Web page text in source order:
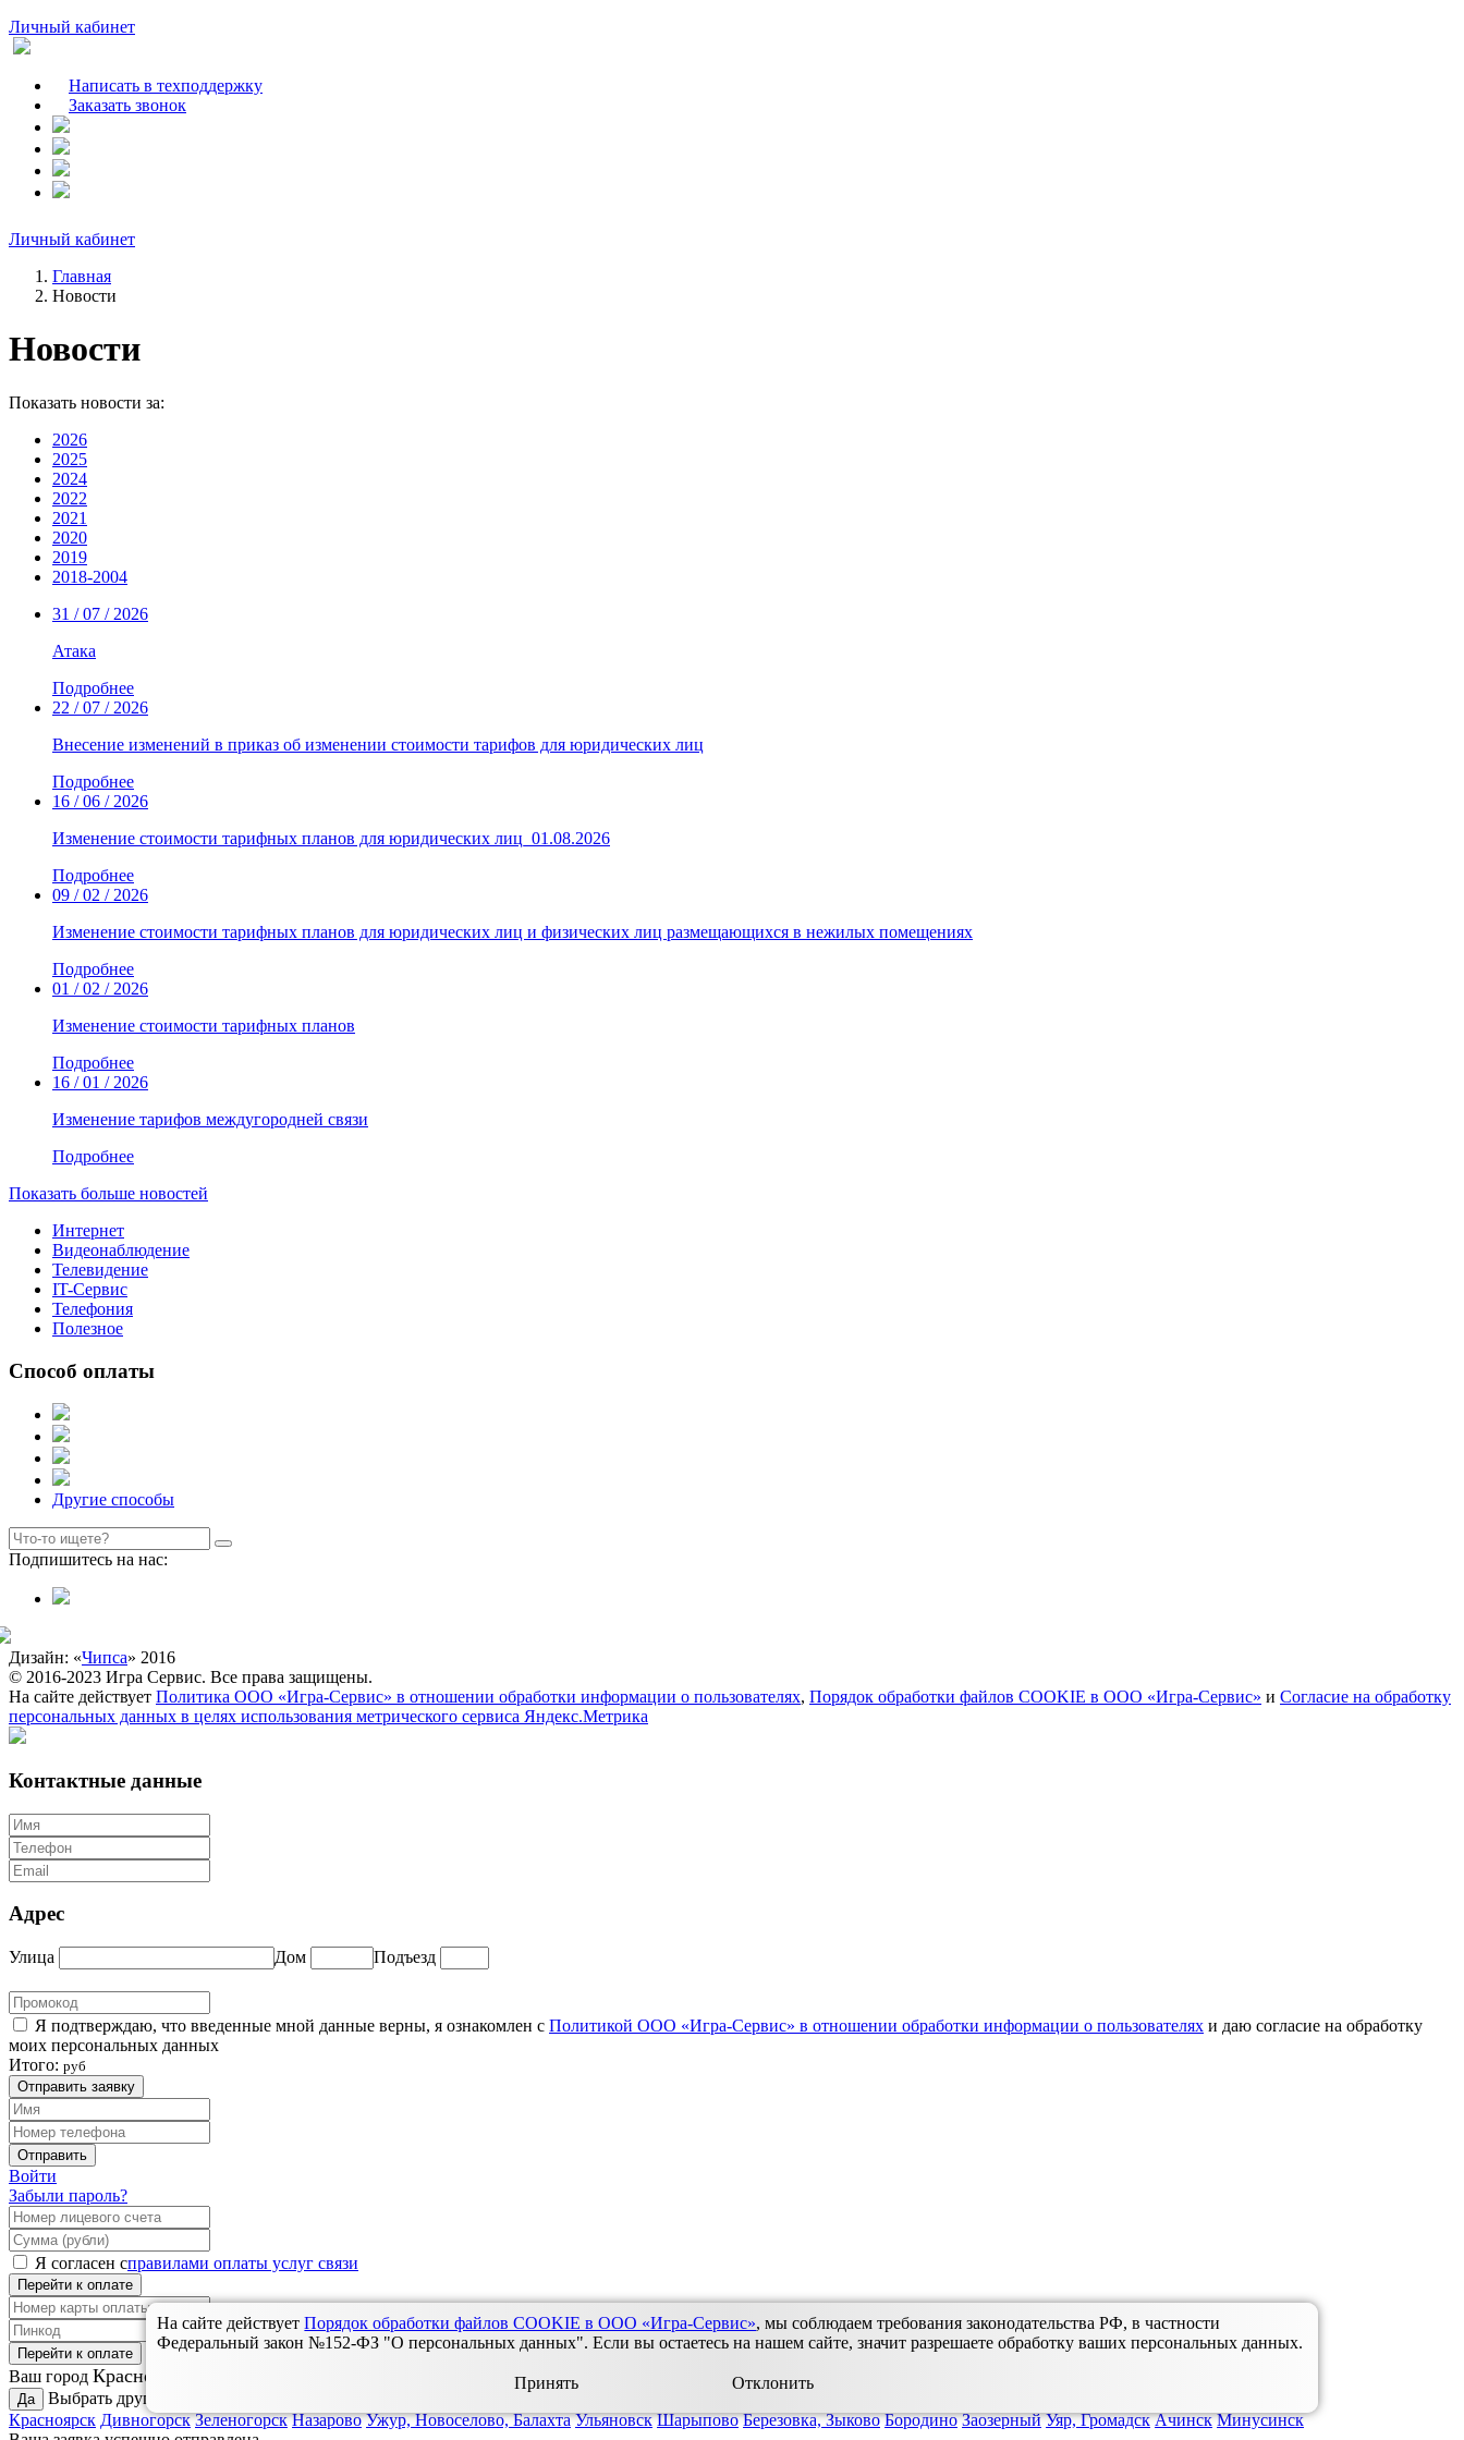
Личный кабинет
Написать в техподдержку
Заказать звонок
Личный кабинет
Главная
Новости
Новости
Показать новости за:
2026
2025
2024
2022
2021
2020
2019
2018-2004
31 / 07 / 2026
Атака
Подробнее
22 / 07 / 2026
Внесение изменений в приказ об изменении стоимости тарифов для юридических лиц
Подробнее
16 / 06 / 2026
Изменение стоимости тарифных планов для юридических лиц_01.08.2026
Подробнее
09 / 02 / 2026
Изменение стоимости тарифных планов для юридических лиц и физических лиц размещающихся в нежилых помещениях
Подробнее
01 / 02 / 2026
Изменение стоимости тарифных планов
Подробнее
16 / 01 / 2026
Изменение тарифов междугородней связи
Подробнее
Показать больше новостей
Интернет
Видеонаблюдение
Телевидение
IT-Сервис
Телефония
Полезное
Способ оплаты
Другие способы
Подпишитесь на нас:
Дизайн: «Чипса» 2016
© 2016-2023 Игра Сервис. Все права защищены.
На сайте действует Политика ООО «Игра-Сервис» в отношении обработки информации о пользователях, Порядок обработки файлов COOKIE в ООО «Игра-Сервис» и Согласие на обработку
персональных данных в целях использования метрического сервиса Яндекс.Метрика
Контактные данные
Адрес
Улица Дом Подъезд
Я подтверждаю, что введенные мной данные верны, я ознакомлен с Политикой ООО «Игра-Сервис» в отношении обработки информации о пользователях и даю согласие на обработку
моих персональных данных
Итого: руб
Отправить заявку
Отправить
Войти
Забыли пароль?
Я согласен справилами оплаты услуг связи
Перейти к оплате
Перейти к оплате
Ваш город Красноярск?
Да
Выбрать другой:
Красноярск Дивногорск Зеленогорск Назарово Ужур, Новоселово, Балахта Ульяновск Шарыпово Березовка, Зыково Бородино Заозерный Уяр, Громадск Ачинск Минусинск
На сайте действуетПорядок обработки файлов COOKIE в ООО «Игра-Сервис», мы соблюдаем требования законодательства РФ, в частности
Федеральный закон №152-ФЗ "О персональных данных". Если вы остаетесь на нашем сайте, значит разрешаете обработку ваших персональных данных.
Принять Отклонить